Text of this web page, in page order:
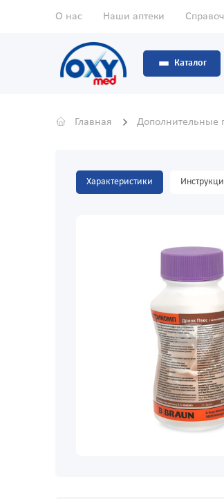
О нас Наши аптеки
Каталог
Главная Дополнительные
Характеристики